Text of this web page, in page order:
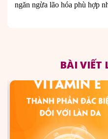
ngăn ngừa lão hóa phù hợp
BÀI VIẾT